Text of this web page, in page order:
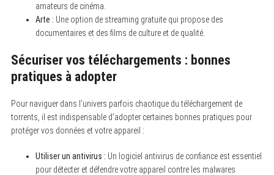
amateurs de cinéma.
Arte : Une option de streaming gratuite qui propose des
documentaires et des films de culture et de qualité.
Sécuriser vos téléchargements : bonnes
pratiques à adopter
Pour naviguer dans l’univers parfois chaotique du téléchargement de
torrents, il est indispensable d’adopter certaines bonnes pratiques pour
protéger vos données et votre appareil :
Utiliser un antivirus : Un logiciel antivirus de confiance est essentiel
pour détecter et défendre votre appareil contre les malwares